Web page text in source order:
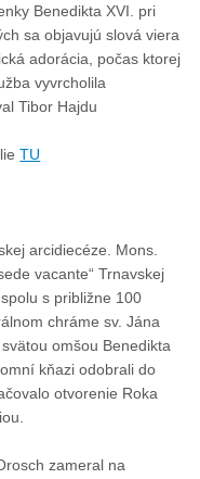
Benedikta XVI. pri
sa objavujú slová viera
adorácia, počas ktorej
vyvrcholila
Tibor Hajdu
TU
arcidiecéze. Mons.
vacante“ Trnavskej
s približne 100
chráme sv. Jána
omšou Benedikta
kňazi odobrali do
otvorenie Roka
zameral na